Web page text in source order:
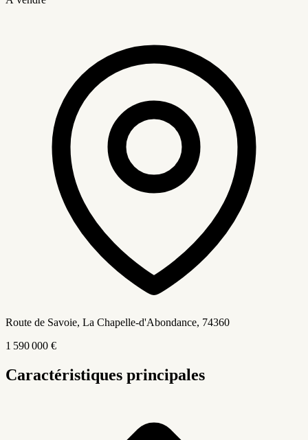
Route de Savoie, La Chapelle-d'Abondance, 74360
1 590 000 €
Caractéristiques principales